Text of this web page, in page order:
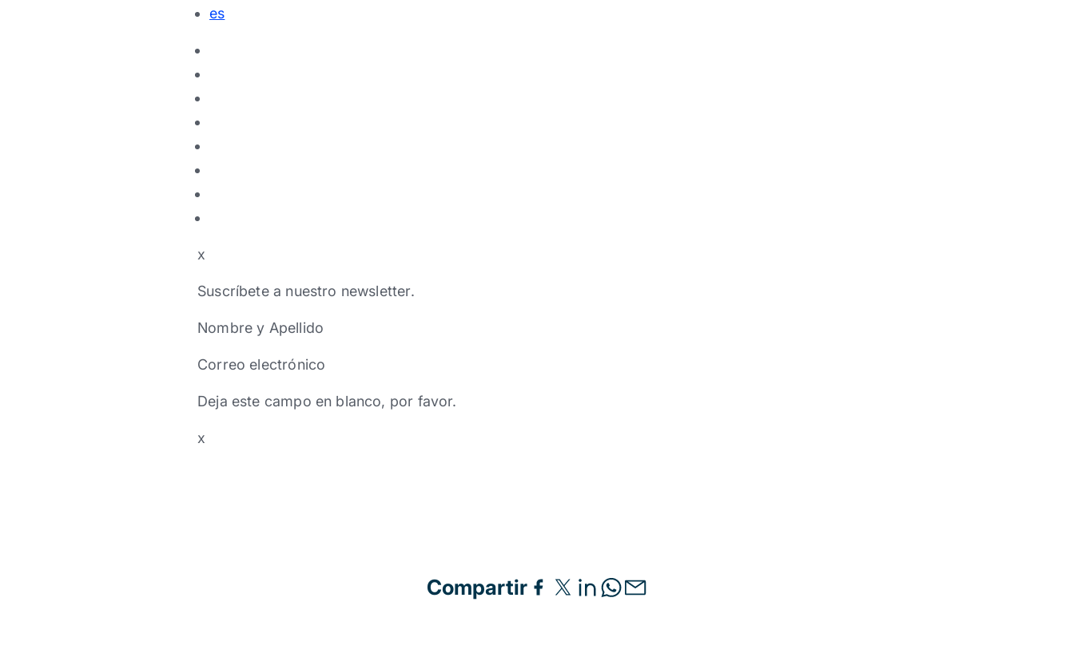
es
x
Suscríbete a nuestro newsletter.
Nombre y Apellido
Correo electrónico
Deja este campo en blanco, por favor.
x
Compartir